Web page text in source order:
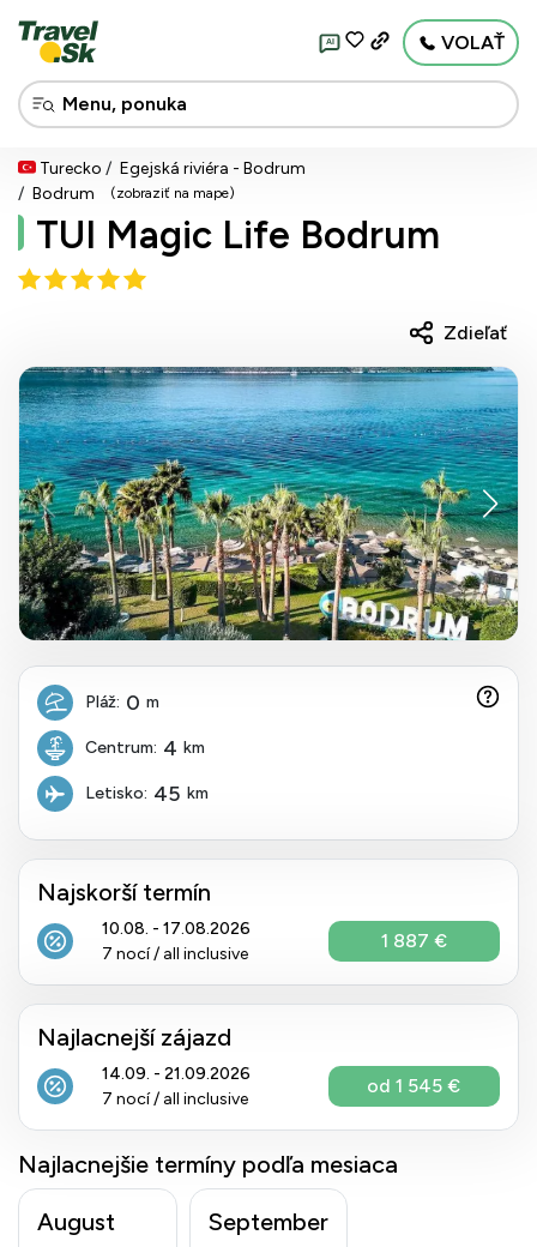
AI VOLAŤ
Turecko
Egejská riviéra - Bodrum
Bodrum
(zobraziť na mape)
TUI Magic Life Bodrum
Zdieľať
Pláž: 0 m
Centrum: 4 km
Letisko: 45 km
Najskorší termín
10.08. - 17.08.2026
7 nocí / all inclusive
1 887 €
Najlacnejší zájazd
14.09. - 21.09.2026
7 nocí / all inclusive
od 1 545 €
Najlacnejšie termíny podľa mesiaca
August
September